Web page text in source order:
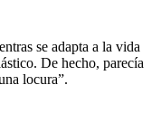
se adapta a la vida
De hecho, parecía
locura”.